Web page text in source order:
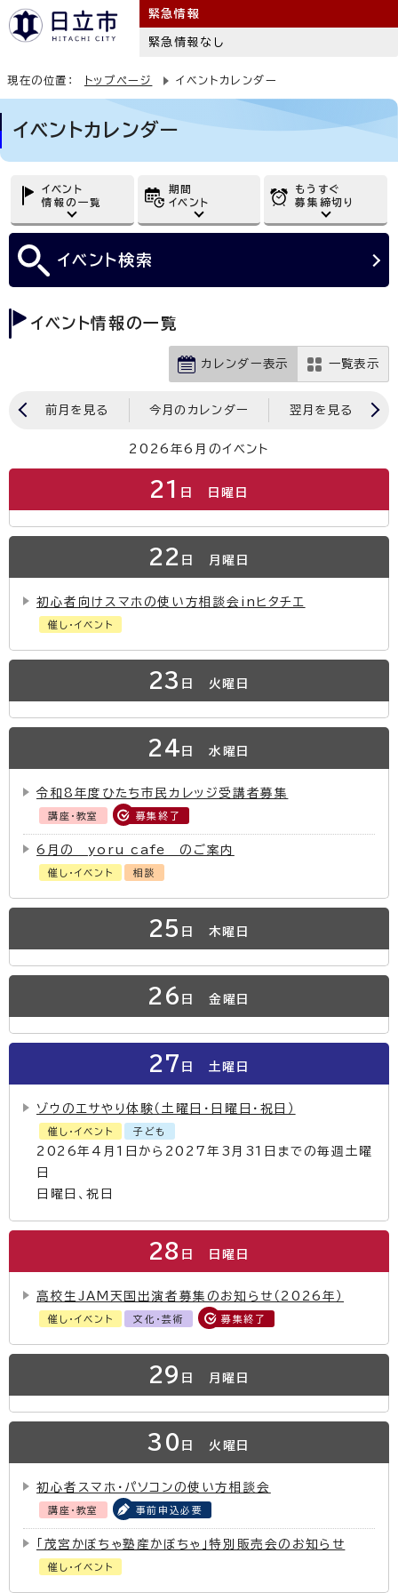
緊急情報
緊急情報なし
現在の位置： トップページ イベントカレンダー
イベントカレンダー
イベント
情報の一覧
期間
イベント
もうすぐ
募集締切り
イベント検索
イベント情報の一覧
カレンダー表示 一覧表示
前月を見る 今月のカレンダー 翌月を見る
2026年6月のイベント
21 日 日曜日
22 日 月曜日
初心者向けスマホの使い方相談会inヒタチエ
催し・イベント
23 日 火曜日
24 日 水曜日
令和8年度ひたち市民カレッジ受講者募集
講座・教室 募集終了
6月の yoru cafe のご案内
催し・イベント 相談
25 日 木曜日
26 日 金曜日
27 日 土曜日
ゾウのエサやり体験（土曜日・日曜日・祝日）
催し・イベント 子ども
2026年4月1日から2027年3月31日までの毎週土曜
日
日曜日、祝日
28 日 日曜日
高校生JAM天国出演者募集のお知らせ（2026年）
催し・イベント 文化・芸術 募集終了
29 日 月曜日
30 日 火曜日
初心者スマホ・パソコンの使い方相談会
講座・教室 事前申込必要
「茂宮かぼちゃ塾産かぼちゃ」特別販売会のお知らせ
催し・イベント